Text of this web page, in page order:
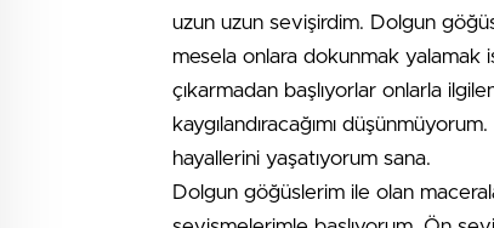
uzun uzun sevişirdim. Dolgun
mesela onlara dokunmak yalamak
çıkarmadan başlıyorlar onlarla
kaygılandıracağımı
hayallerini yaşatıyorum sana.
Dolgun göğüslerim ile olan